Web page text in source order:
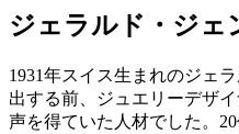
ジェラルド・ジェ
1931年スイス生まれのジェ
出する前、ジュエリーデザ
声を得ていた人材でした。